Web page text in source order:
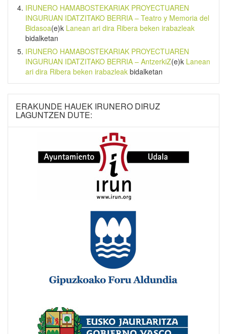
IRUNERO HAMABOSTEKARIAK PROYECTUAREN
INGURUAN IDATZITAKO BERRIA – Teatro y Memoria del
Bidasoa(e)k Lanean ari dira Ribera beken irabazleak
bidalketan
IRUNERO HAMABOSTEKARIAK PROYECTUAREN
INGURUAN IDATZITAKO BERRIA – AntzerkiZ(e)k Lanean
ari dira Ribera beken irabazleak bidalketan
ERAKUNDE HAUEK IRUNERO DIRUZ
LAGUNTZEN DUTE: